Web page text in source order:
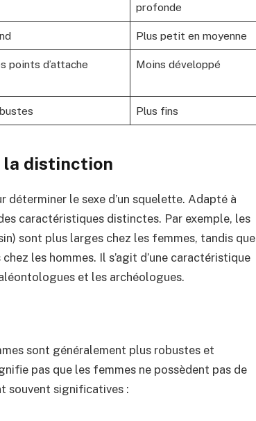
profonde
Plus petit en moyenne
points d’attache
Moins développé
Plus fins
la distinction
déterminer le sexe d’un squelette. Adapté à
caractéristiques distinctes. Par exemple, les
sont plus larges chez les femmes, tandis que
les hommes. Il s’agit d’une caractéristique
et les archéologues.
sont généralement plus robustes et
pas que les femmes ne possèdent pas de
souvent significatives :